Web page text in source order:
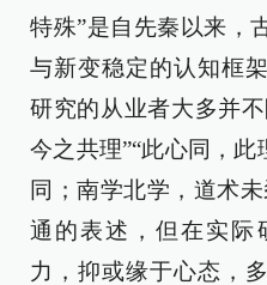
特殊”是自先秦以来，
与新变稳定的认知框
研究的从业者大多并
今之共理”“此心同，此
同；南学北学，道术
通的表述，但在实际
力，抑或缘于心态，